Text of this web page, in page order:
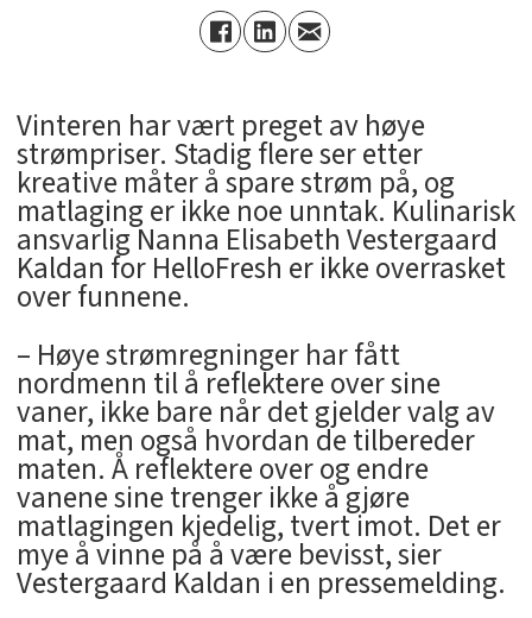
Vinteren har vært preget av høye
strømpriser. Stadig flere ser etter
kreative måter å spare strøm på, og
matlaging er ikke noe unntak. Kulinarisk
ansvarlig Nanna Elisabeth Vestergaard
Kaldan for HelloFresh er ikke overrasket
over funnene.
– Høye strømregninger har fått
nordmenn til å reflektere over sine
vaner, ikke bare når det gjelder valg av
mat, men også hvordan de tilbereder
maten. Å reflektere over og endre
vanene sine trenger ikke å gjøre
matlagingen kjedelig, tvert imot. Det er
mye å vinne på å være bevisst, sier
Vestergaard Kaldan i en pressemelding.